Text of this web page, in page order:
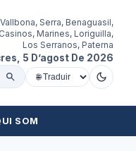
Serra, Benaguasil,
Marines, Loriguilla,
Los Serranos, Paterna
5 D’agost De 2026
SOM